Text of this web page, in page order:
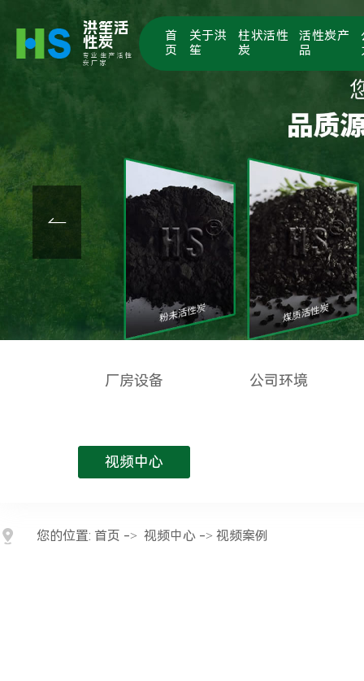
洪笙活
性炭
专业生产活性
炭厂家
首
页
关于洪
笙
柱状活性
炭
活性炭产
品

厂房设备 公司环境
视频中心
您的位置: 首页 -> 视频中心 -> 视频案例